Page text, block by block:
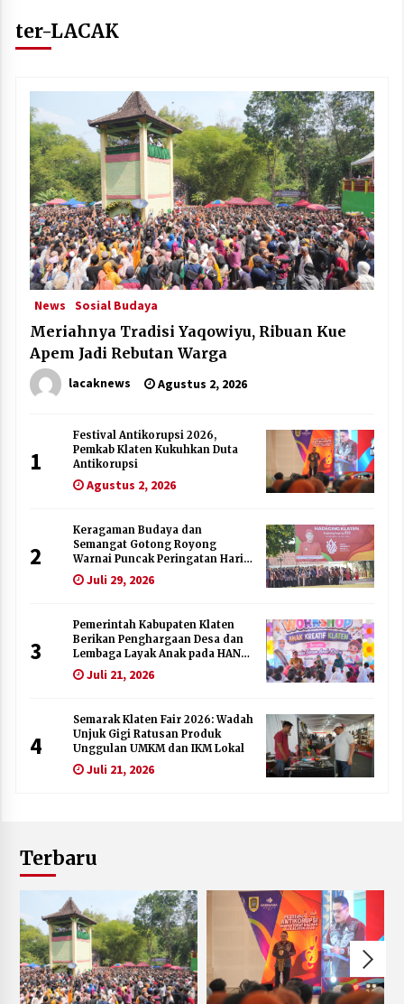
ter-LACAK
News Sosial Budaya
Meriahnya Tradisi Yaqowiyu, Ribuan Kue
Apem Jadi Rebutan Warga
lacaknews Agustus 2, 2026
1
Festival Antikorupsi 2026,
Pemkab Klaten Kukuhkan Duta
Antikorupsi
Agustus 2, 2026
2
Keragaman Budaya dan
Semangat Gotong Royong
Warnai Puncak Peringatan Hari
Jadi Klaten ke-222
Juli 29, 2026
3
Pemerintah Kabupaten Klaten
Berikan Penghargaan Desa dan
Lembaga Layak Anak pada HAN
2026Juli 21, 2026
4
Semarak Klaten Fair 2026: Wadah
Unjuk Gigi Ratusan Produk
Unggulan UMKM dan IKM Lokal
Juli 21, 2026
Terbaru